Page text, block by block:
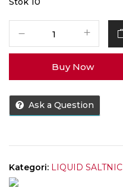
RELX
Berry
Punch
Saltnic
RELX
Buy Now
Ask a Question
Kategori: LIQUID SALTNIC